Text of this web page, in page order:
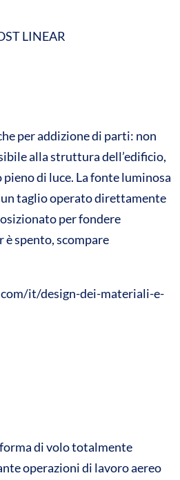
LINEAR
per addizione di parti: non
alla struttura dell’edificio,
di luce. La fonte luminosa
taglio operato direttamente
per fondere
spento, scompare
it/design-dei-materiali-e-
di volo totalmente
operazioni di lavoro aereo